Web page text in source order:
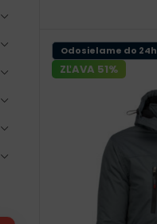
ZĽAVA 51%
Odosielame do 24h